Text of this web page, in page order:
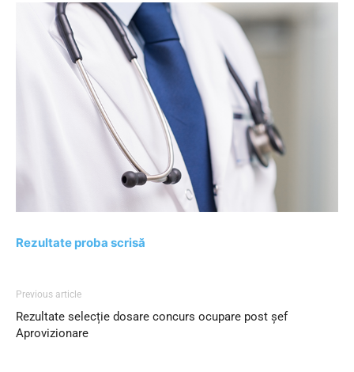
Rezultate proba scrisă
Previous article
Rezultate selecție dosare concurs ocupare post șef
Aprovizionare